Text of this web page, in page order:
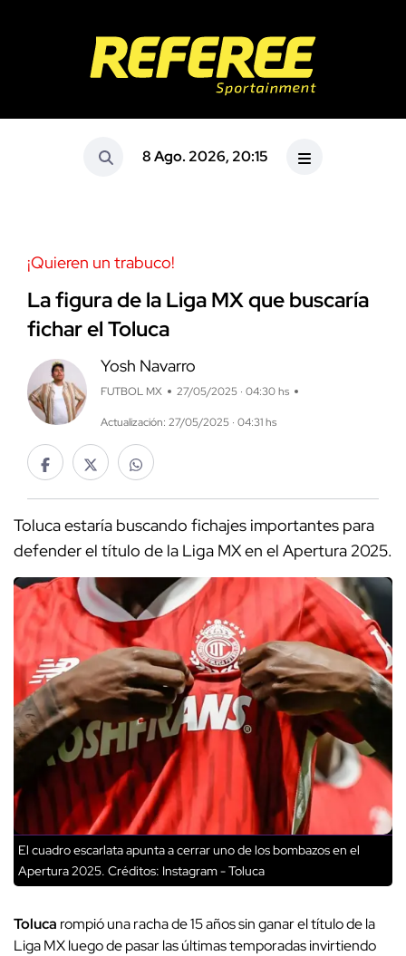
8 Ago. 2026, 20:15
¡Quieren un trabuco!
La figura de la Liga MX que buscaría
fichar el Toluca
Yosh Navarro
FUTBOL MX 27/05/2025 · 04:30 hs
Actualización: 27/05/2025 · 04:31 hs
Toluca estaría buscando fichajes importantes para
defender el título de la Liga MX en el Apertura 2025.
El cuadro escarlata apunta a cerrar uno de los bombazos en el
Apertura 2025. Créditos: Instagram - Toluca
Toluca rompió una racha de 15 años sin ganar el título de la
Liga MX luego de pasar las últimas temporadas invirtiendo